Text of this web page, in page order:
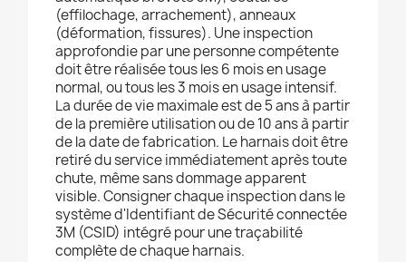
(effilochage, arrachement), anneaux
(déformation, fissures). Une inspection
approfondie par une personne compétente
doit être réalisée tous les 6 mois en usage
normal, ou tous les 3 mois en usage intensif.
La durée de vie maximale est de 5 ans à partir
de la première utilisation ou de 10 ans à partir
de la date de fabrication. Le harnais doit être
retiré du service immédiatement après toute
chute, même sans dommage apparent
visible. Consigner chaque inspection dans le
système d'Identifiant de Sécurité connectée
3M (CSID) intégré pour une traçabilité
complète de chaque harnais.